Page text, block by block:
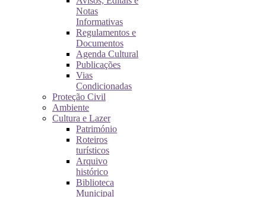
Notas
Informativas
Regulamentos e
Documentos
Agenda Cultural
Publicações
Vias
Condicionadas
Proteção Civil
Ambiente
Cultura e Lazer
Património
Roteiros
turísticos
Arquivo
histórico
Biblioteca
Municipal